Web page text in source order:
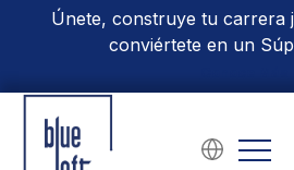
Únete, construye tu carrera
conviértete en un